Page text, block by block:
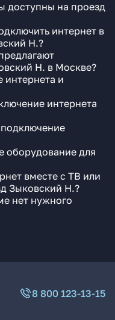
доступны на проезд
интернет в
Н.?
Н. в Москве?
интернета и
интернета
оборудование для
вместе с ТВ или
Зыковский Н.?
нет нужного
8 800 123-13-15